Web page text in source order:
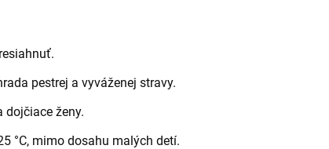
pestrej a vyváženej stravy.
dojčiace ženy.
°C, mimo dosahu malých detí.